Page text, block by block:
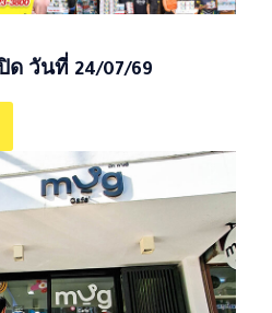
ด วันที่ 24/07/69